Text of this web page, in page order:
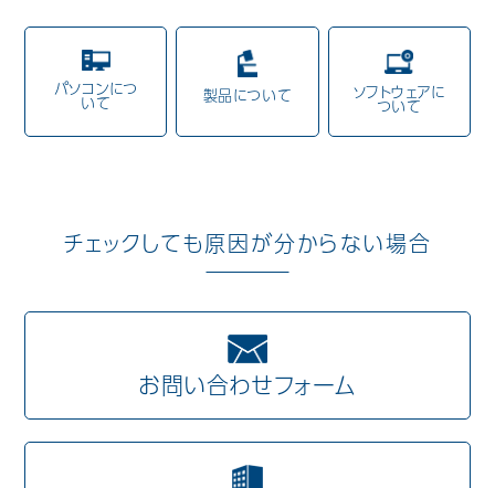
Showroom 営業所・ショールーム
Support
Recruit 採用情報
Mail Magazine
パソコンにつ
いて 製品について ソフトウェアに
ついて
チェックしても原因が分からない場合
お問い合わせフォーム